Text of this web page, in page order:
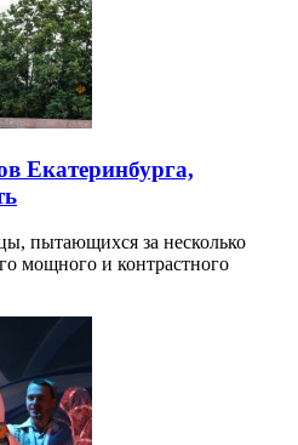
Екатеринбурга,
пытающихся за несколько
мощного и контрастного